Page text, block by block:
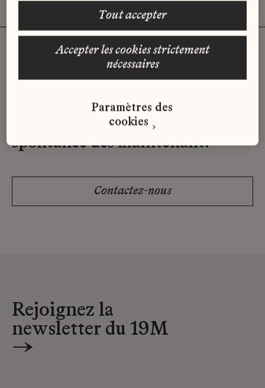
Vous n'avez pas trouvé d'offre
qui correspond à votre profil ?
Envoyez-nous votre candidature
spontanée dès maintenant.
Contactez-nous
Rejoignez la
newsletter du 19M
→
accepter les cookies strictement
nécessaires
tout accepter
Paramètres des
cookies